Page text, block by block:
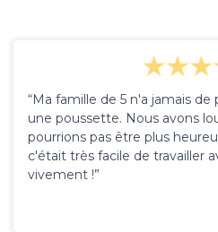
“Ma famille de 5 n'a jamais
une poussette. Nous avons
pourrions pas être plus
c'était très facile de travailler
vivement !”